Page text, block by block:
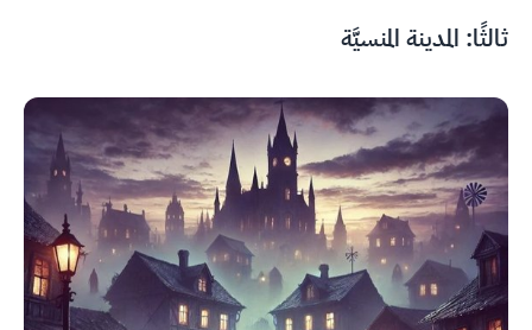
ثالثًا: المدينة المنسيَّة